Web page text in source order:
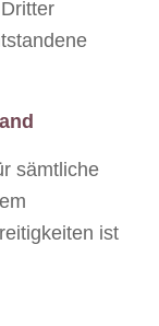
sämtliche
ist